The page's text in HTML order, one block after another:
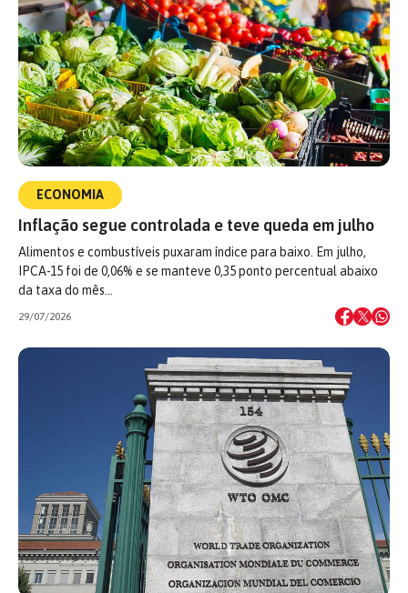
ECONOMIA
Inflação segue controlada e teve queda em julho
Alimentos e combustíveis puxaram índice para baixo. Em julho,
IPCA-15 foi de 0,06% e se manteve 0,35 ponto percentual abaixo
da taxa do mês…
29/07/2026